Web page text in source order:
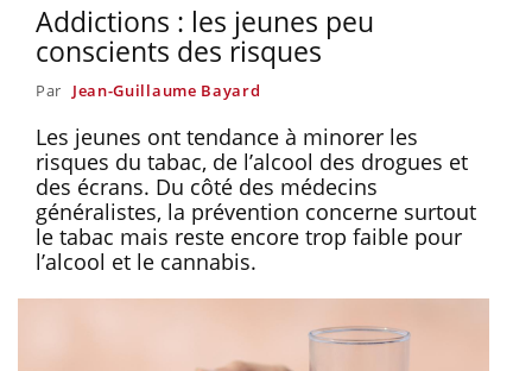
Addictions : les jeunes peu
conscients des risques
Par Jean-Guillaume Bayard
Les jeunes ont tendance à minorer les
risques du tabac, de l’alcool des drogues et
des écrans. Du côté des médecins
généralistes, la prévention concerne surtout
le tabac mais reste encore trop faible pour
l’alcool et le cannabis.